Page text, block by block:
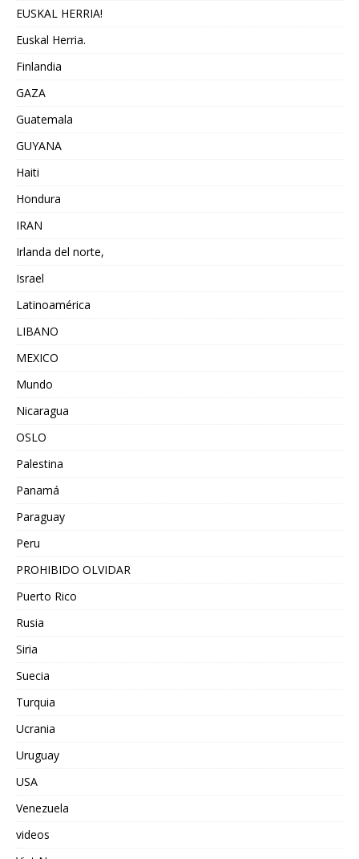
EUSKAL HERRIA!
Euskal Herria.
Finlandia
GAZA
Guatemala
GUYANA
Haiti
Hondura
IRAN
Irlanda del norte,
Israel
Latinoamérica
LIBANO
MEXICO
Mundo
Nicaragua
OSLO
Palestina
Panamá
Paraguay
Peru
PROHIBIDO OLVIDAR
Puerto Rico
Rusia
Siria
Suecia
Turquia
Ucrania
Uruguay
USA
Venezuela
videos